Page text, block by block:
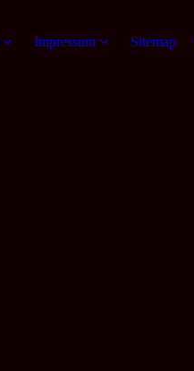
Impressum Sitemap